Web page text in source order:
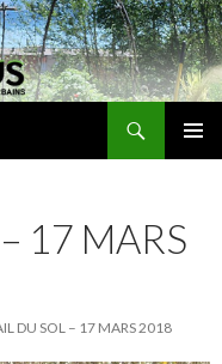
17 MARS
DU SOL – 17 MARS 2018